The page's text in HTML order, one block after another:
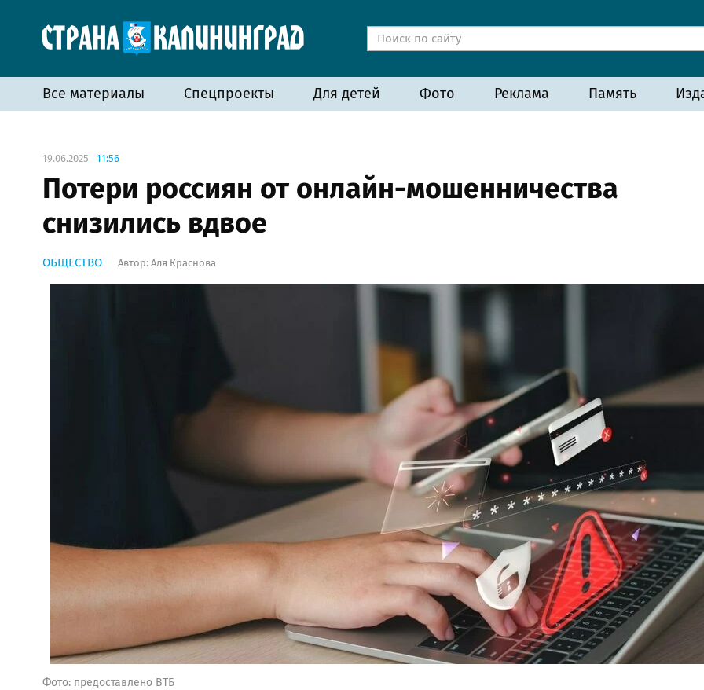
Все материалы Спецпроекты Для детей Фото Реклама Память
19.06.2025 11:56
Потери россиян от онлайн-мошенничества
снизились вдвое
ОБЩЕСТВО Автор: Аля Краснова
Фото: предоставлено ВТБ